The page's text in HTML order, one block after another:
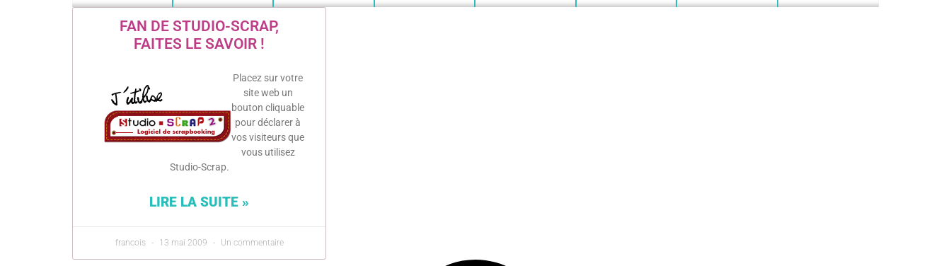
FAN DE STUDIO-SCRAP,
FAITES LE SAVOIR !
Placez sur votre
site web un
bouton cliquable
pour déclarer à
vos visiteurs que
vous utilisez
Studio-Scrap.
LIRE LA SUITE »
francois 13 mai 2009 Un commentaire